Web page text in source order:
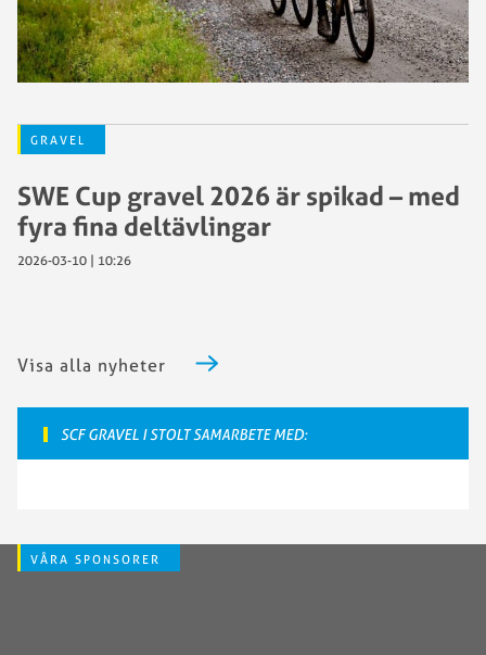
GRAVEL
SWE Cup gravel 2026 är spikad – med
fyra fina deltävlingar
2026-03-10 | 10:26
Visa alla nyheter
SCF GRAVEL I STOLT SAMARBETE MED:
VÅRA SPONSORER